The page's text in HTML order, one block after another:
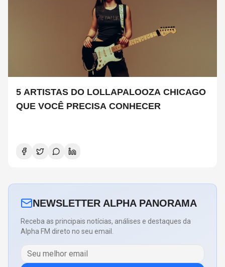
5 ARTISTAS DO LOLLAPALOOZA CHICAGO
QUE VOCÊ PRECISA CONHECER
NEWSLETTER ALPHA PANORAMA
Receba as principais notícias, análises e destaques da
Alpha FM direto no seu email.